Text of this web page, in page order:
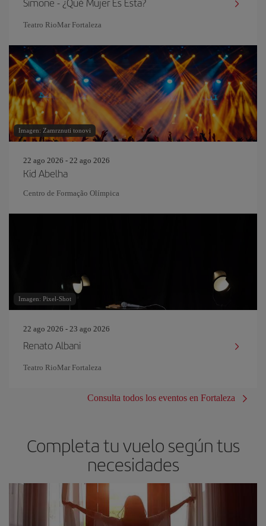
Teatro RioMar Fortaleza
Imagen: Zamrznuti tonovi
22 ago 2026 - 22 ago 2026
Kid Abelha
Centro de Formação Olímpica
Imagen: Pixel-Shot
22 ago 2026 - 23 ago 2026
Renato Albani
Teatro RioMar Fortaleza
Consulta todos los eventos en Fortaleza
Completa tu vuelo según tus
necesidades